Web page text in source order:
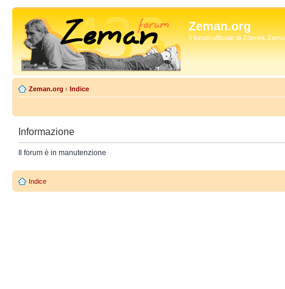
Zeman.org
Il forum ufficiale di Zdenek
Zeman.org ‹ Indice
Informazione
Il forum è in manutenzione
Indice